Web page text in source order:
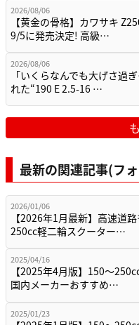
2026/08/06
【黄金の骨格】カワサキ
9/5に発売決定! 高級…
2026/08/06
「いくらなんでも大げさ過
れた“190 E 2.5-16 …
最新の関連記事(フ
2026/01/06
【2026年1月最新】高速道
250cc軽二輪スクーター…
2025/04/16
【2025年4月版】150～
国内メーカーおすすめ…
2025/01/23